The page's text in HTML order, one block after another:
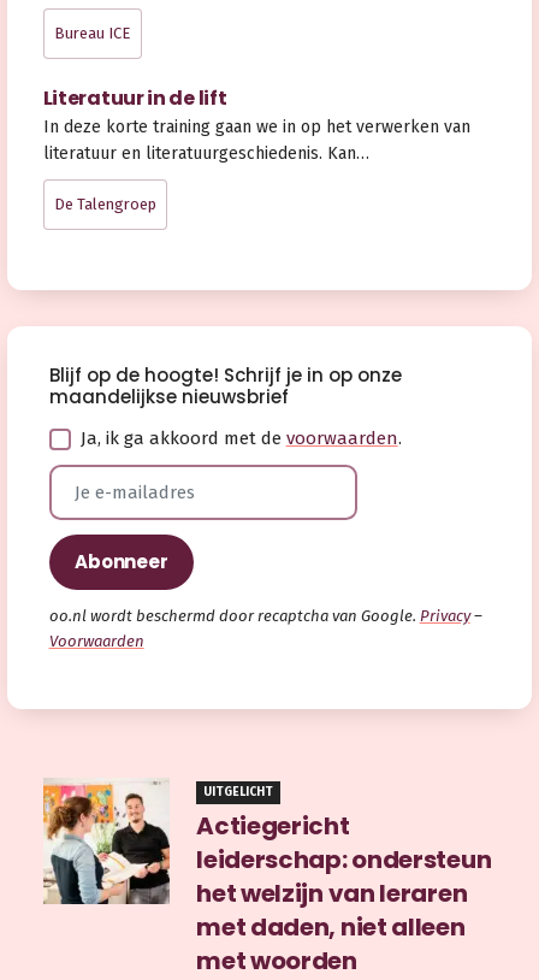
Bureau ICE
Literatuur in de lift
In deze korte training gaan we in op het verwerken van
literatuur en literatuurgeschiedenis. Kan…
De Talengroep
Blijf op de hoogte! Schrijf je in op onze
maandelijkse nieuwsbrief
Ja, ik ga akkoord met de voorwaarden.
oo.nl wordt beschermd door recaptcha van Google. Privacy–
Voorwaarden
UITGELICHT
Actiegericht
leiderschap: ondersteun
het welzijn van leraren
met daden, niet alleen
met woorden